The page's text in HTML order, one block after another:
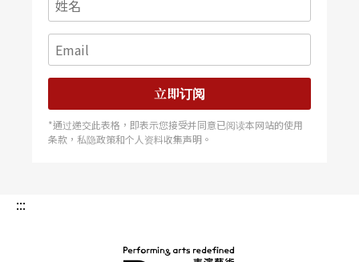
射出电波微粒在舞者身上，街道颗粒的显影在身体
逐渐散布开来，有如穿梭在繁忙城市中的车辆与街
灯，光线微粒在舞动中扭曲挤压，仿佛将整个宇宙
纳入为「第二身体」。在这里，艺术家并未去质
疑、忧虑、或是过分拥抱科技技术降临的种种爱恨
身体？
立即订阅
*通过递交此表格，即表示您接受并同意已阅读本网站的使用
条款，私隐政策和个人资料收集声明。
:::